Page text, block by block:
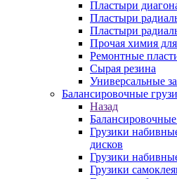
Пластыри
Пластыри
Пластыри
Прочая химия
Ремонтные
Сырая резина
Универсальные
Балансировочные
Назад
Грузики
дисков
Грузики
Грузики